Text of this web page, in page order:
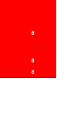
8
8
8